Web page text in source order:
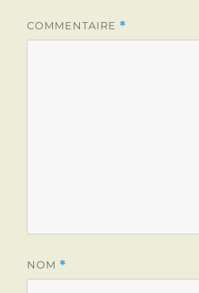
COMMENTAIRE *
NOM *